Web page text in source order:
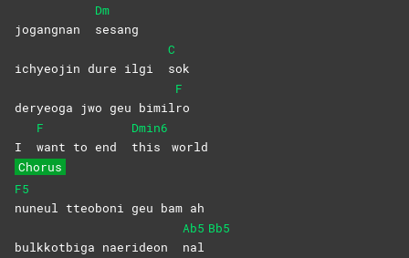
jogangnan
Dm
sesang
ichyeojin dure ilgi
C
sok
deryeoga jwo geu bimil
F
ro
I
F
want to end
Dmin6
this
world
Chorus
F5
nuneul tteoboni geu bam ah
bulkkotbiga naerideon
Ab5
nal
Bb5